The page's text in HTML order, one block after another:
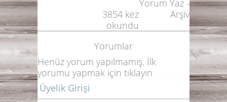
Yorum Yaz -
Arşiv
3854 kez
okundu
Yorumlar
Henüz yorum yapılmamış. İlk
yorumu yapmak için tıklayın
Üyelik Girişi